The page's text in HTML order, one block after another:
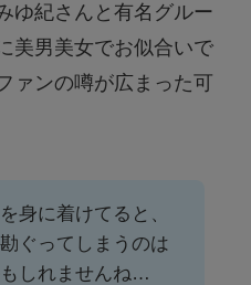
ゆ紀さんと有名グルー
美男美女でお似合いで
ァンの噂が広まった可
身に着けてると、
ぐってしまうのは
しれませんね…